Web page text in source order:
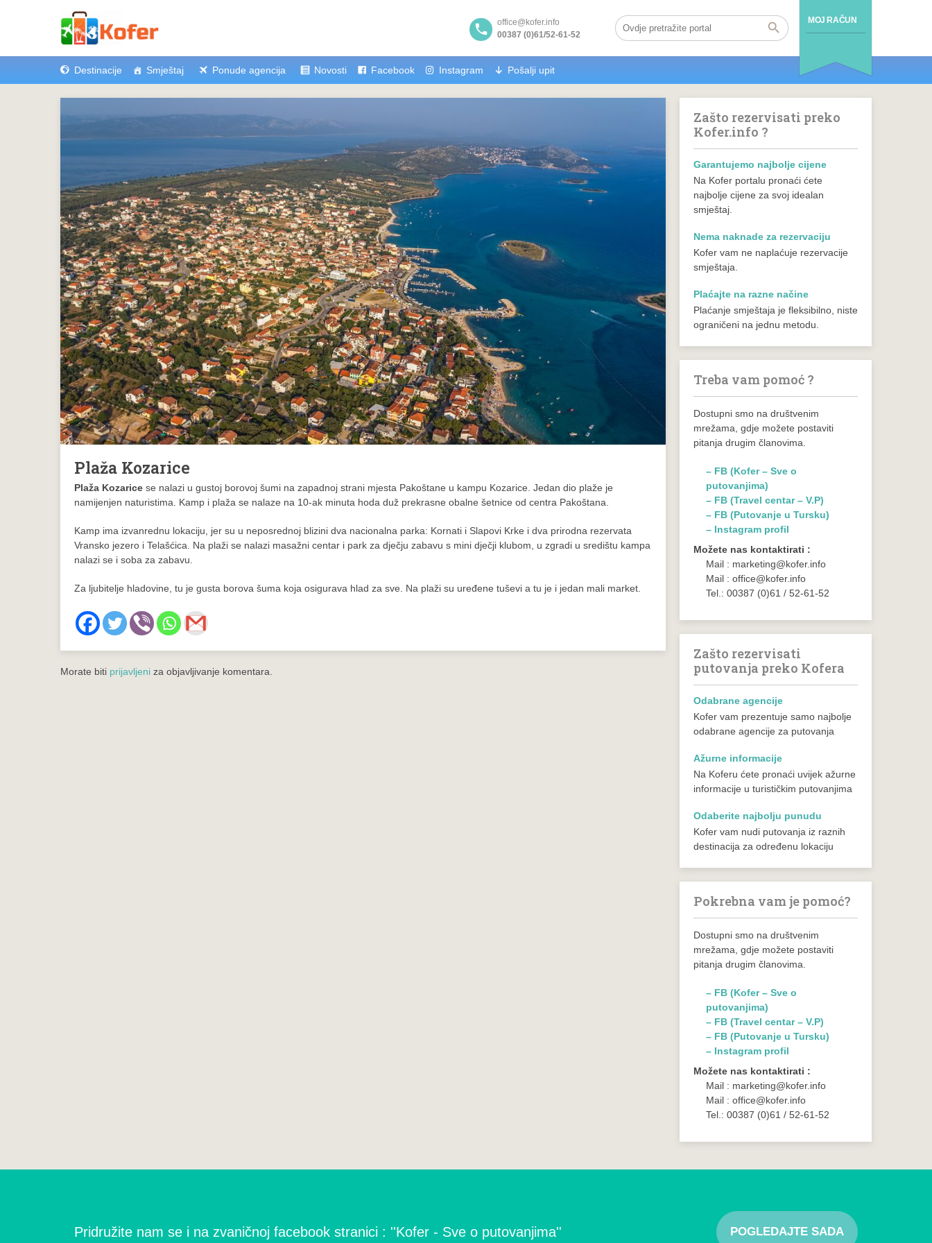
MOJ RAČUN
office@kofer.info
00387 (0)61/52-61-52
Destinacije Smještaj Ponude agencija Novosti Facebook Instagram Pošalji upit
Plaža Kozarice
Plaža Kozarice se nalazi u gustoj borovoj šumi na zapadnoj strani mjesta Pakoštane u kampu Kozarice. Jedan dio plaže je
namijenjen naturistima. Kamp i plaža se nalaze na 10-ak minuta hoda duž prekrasne obalne šetnice od centra Pakoštana.
Kamp ima izvanrednu lokaciju, jer su u neposrednoj blizini dva nacionalna parka: Kornati i Slapovi Krke i dva prirodna rezervata
Vransko jezero i Telašćica. Na plaži se nalazi masažni centar i park za dječju zabavu s mini dječji klubom, u zgradi u središtu kampa
nalazi se i soba za zabavu.
Za ljubitelje hladovine, tu je gusta borova šuma koja osigurava hlad za sve. Na plaži su uređene tuševi a tu je i jedan mali market.
Morate biti prijavljeni za objavljivanje komentara.
Zašto rezervisati preko
Kofer.info ?
Garantujemo najbolje cijene
Na Kofer portalu pronaći ćete
najbolje cijene za svoj idealan
smještaj.
Nema naknade za rezervaciju
Kofer vam ne naplaćuje rezervacije
smještaja.
Plaćajte na razne načine
Plaćanje smještaja je fleksibilno, niste
ograničeni na jednu metodu.
Treba vam pomoć ?
Dostupni smo na društvenim
mrežama, gdje možete postaviti
pitanja drugim članovima.
– FB (Kofer – Sve o
putovanjima)
– FB (Travel centar – V.P)
– FB (Putovanje u Tursku)
– Instagram profil
Možete nas kontaktirati :
Mail : marketing@kofer.info
Mail : office@kofer.info
Tel.: 00387 (0)61 / 52-61-52
Zašto rezervisati
putovanja preko Kofera
Odabrane agencije
Kofer vam prezentuje samo najbolje
odabrane agencije za putovanja
Ažurne informacije
Na Koferu ćete pronaći uvijek ažurne
informacije u turističkim putovanjima
Odaberite najbolju punudu
Kofer vam nudi putovanja iz raznih
destinacija za određenu lokaciju
Pokrebna vam je pomoć?
Dostupni smo na društvenim
mrežama, gdje možete postaviti
pitanja drugim članovima.
– FB (Kofer – Sve o
putovanjima)
– FB (Travel centar – V.P)
– FB (Putovanje u Tursku)
– Instagram profil
Možete nas kontaktirati :
Mail : marketing@kofer.info
Mail : office@kofer.info
Tel.: 00387 (0)61 / 52-61-52
Pridružite nam se i na zvaničnoj facebook stranici : ''Kofer - Sve o putovanjima'' POGLEDAJTE SADA